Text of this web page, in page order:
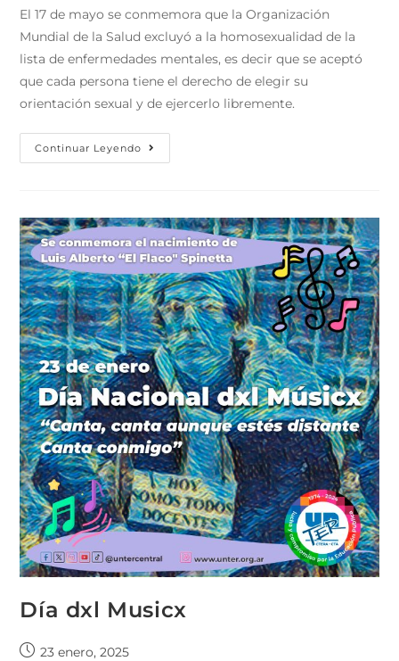
El 17 de mayo se conmemora que la Organización
Mundial de la Salud excluyó a la homosexualidad de la
lista de enfermedades mentales, es decir que se aceptó
que cada persona tiene el derecho de elegir su
orientación sexual y de ejercerlo libremente.
Continuar Leyendo
Día dxl Musicx
23 enero, 2025